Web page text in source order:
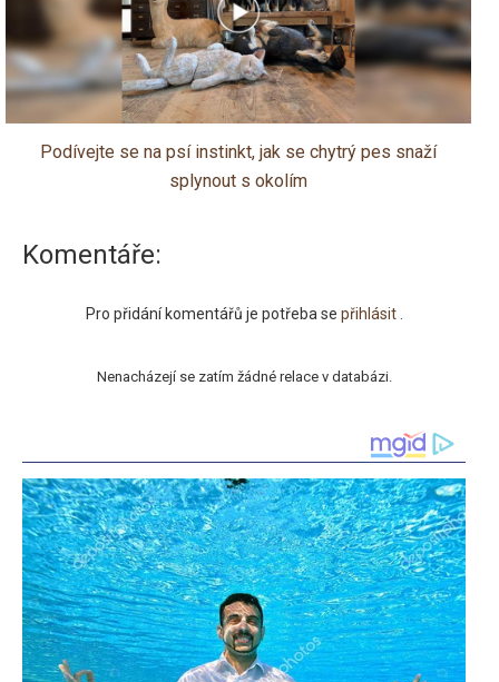
Podívejte se na psí instinkt, jak se chytrý pes snaží
splynout s okolím
Komentáře:
Pro přidání komentářů je potřeba se přihlásit
Nenacházejí se zatím žádné relace v databázi.